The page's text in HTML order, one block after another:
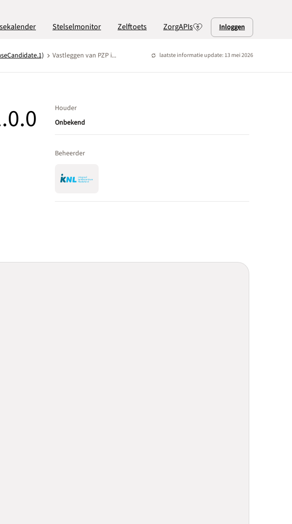
Stelselmonitor Zelftoets ZorgAPIs Inloggen
Vastleggen van PZP i... laatste informatie update: 13 mei 2026
Houder
Onbekend
Beheerder